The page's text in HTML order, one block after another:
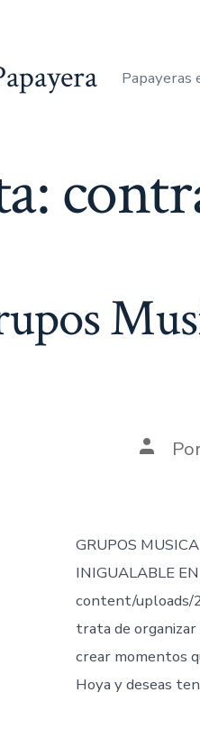
Papayeras
Autor
GRUPOS
INIGUALABLE
content/uploads/
trata de organizar
crear momentos
Hoya y deseas